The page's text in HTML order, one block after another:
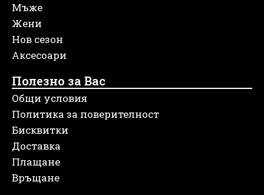
Мъже
Жени
Нов сезон
Аксесоари
Полезно за Вас
Общи условия
Политика за поверителност
Бисквитки
Доставка
Плащане
Връщане